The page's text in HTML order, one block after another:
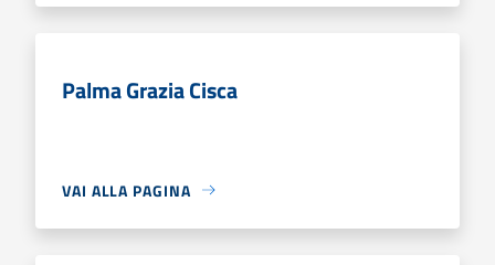
Palma Grazia Cisca
VAI ALLA PAGINA